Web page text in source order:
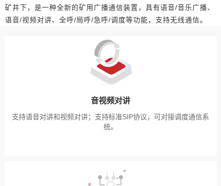
矿井下，是一种全新的矿用广播通信装置，具有语音/音乐广播、
语音/视频对讲、全呼/局呼/急呼/调度等功能，支持无线通信。
音视频对讲
支持语音对讲和视频对讲；支持标准SIP协议，可对接调度通信系
统。